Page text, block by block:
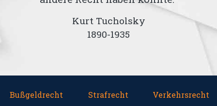
Kurt Tucholsky
1890-1935
Bußgeldrecht Strafrecht Verkehrsrecht